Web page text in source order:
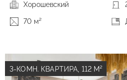
Хорошевский
70 м²
3-КОМН. КВАРТИРА, 112 М²